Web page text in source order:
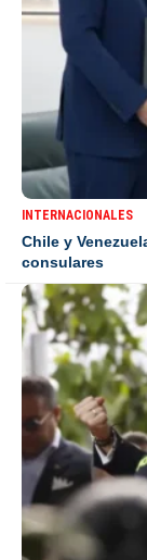
INTERNACIONALES
Chile y
consulares